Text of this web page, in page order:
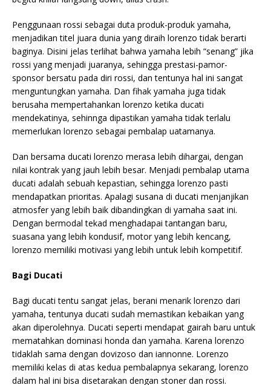
Penggunaan rossi sebagai duta produk-produk yamaha,
menjadikan titel juara dunia yang diraih lorenzo tidak berarti
baginya. Disini jelas terlihat bahwa yamaha lebih “senang” jika
rossi yang menjadi juaranya, sehingga prestasi-pamor-
sponsor bersatu pada diri rossi, dan tentunya hal ini sangat
menguntungkan yamaha. Dan fihak yamaha juga tidak
berusaha mempertahankan lorenzo ketika ducati
mendekatinya, sehinnga dipastikan yamaha tidak terlalu
memerlukan lorenzo sebagai pembalap uatamanya.
Dan bersama ducati lorenzo merasa lebih dihargai, dengan
nilai kontrak yang jauh lebih besar. Menjadi pembalap utama
ducati adalah sebuah kepastian, sehingga lorenzo pasti
mendapatkan prioritas. Apalagi susana di ducati menjanjikan
atmosfer yang lebih baik dibandingkan di yamaha saat ini.
Dengan bermodal tekad menghadapai tantangan baru,
suasana yang lebih kondusif, motor yang lebih kencang,
lorenzo memiliki motivasi yang lebih untuk lebih kompetitif.
Bagi Ducati
Bagi ducati tentu sangat jelas, berani menarik lorenzo dari
yamaha, tentunya ducati sudah memastikan kebaikan yang
akan diperolehnya. Ducati seperti mendapat gairah baru untuk
mematahkan dominasi honda dan yamaha. Karena lorenzo
tidaklah sama dengan dovizoso dan iannonne. Lorenzo
memiliki kelas di atas kedua pembalapnya sekarang, lorenzo
dalam hal ini bisa disetarakan dengan stoner dan rossi.